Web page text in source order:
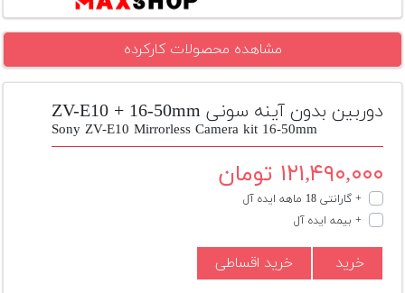
پلاس
افزودن
دست
دوم
لیست
قیمت
دوربین
بله
مشاهده محصولات کارکرده
دوربین بدون آینه سونی ZV-E10 + 16-50mm
Sony ZV-E10 Mirrorless Camera kit 16-50mm
۱۲۱,۴۹۰,۰۰۰ تومان
+ گارانتی 18 ماهه ایده آل
+ بیمه ایده آل
خرید خرید اقساطی